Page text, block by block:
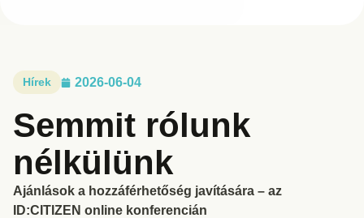
Hírek 2026-06-04
Semmit rólunk
nélkülünk
Ajánlások a hozzáférhetőség javítására – az
ID:CITIZEN online konferencián